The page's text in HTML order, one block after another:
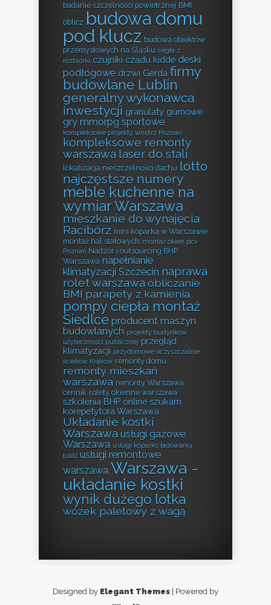
badanie szczelności powietrznej BMI
oblicz budowa domu
pod klucz budowa obiektów
przemysłowych na Śląsku cegła z
rozbiórki czujniki czadu kidde deski
podłogowe drzwi Gerda firmy
budowlane Lublin
generalny wykonawca
inwestycji granulaty gumowe
gry mmorpg sportowe
kompleksowe projekty wnętrz Poznań
kompleksowe remonty
warszawa laser do stali
lokalizacja nieszczelności dachu lotto
najczęstsze numery
meble kuchenne na
wymiar Warszawa
mieszkanie do wynajęcia
Racibórz mini koparka w Warszawie
montaż hal stalowych montaż okien pcv
Poznań Nadzór i outsourcing BHP
Warszawa napełnianie
klimatyzacji Szczecin naprawa
rolet warszawa obliczanie
BMI parapety z kamienia
pompy ciepła montaż
Siedlce producent maszyn
budowlanych projekty budynków
użyteczności publicznej przegląd
klimatyzacji przydomowe oczyszczalnie
ścieków Kraków remonty domu
remonty mieszkań
warszawa remonty Warszawa
cennik rolety okienne warszawa
szkolenia BHP online szukam
korepetytora Warszawa
Układanie kostki
Warszawa usługi gazowe
Warszawa usługi koparko ładowarką
Łódź usługi remontowe
warszawa Warszawa -
układanie kostki
wynik dużego lotka
wózek paletowy z wagą
Designed by Elegant Themes | Powered by